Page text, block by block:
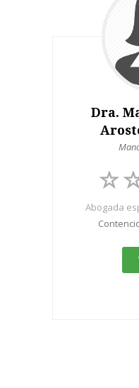
Dra.
Abogada